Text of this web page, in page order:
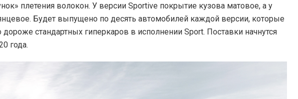
плетения волокон. У версии Sportive покрытие кузова матовое, а у
Будет выпущено по десять автомобилей каждой версии, которые
дороже стандартных гиперкаров в исполнении Sport. Поставки начнутся
года.